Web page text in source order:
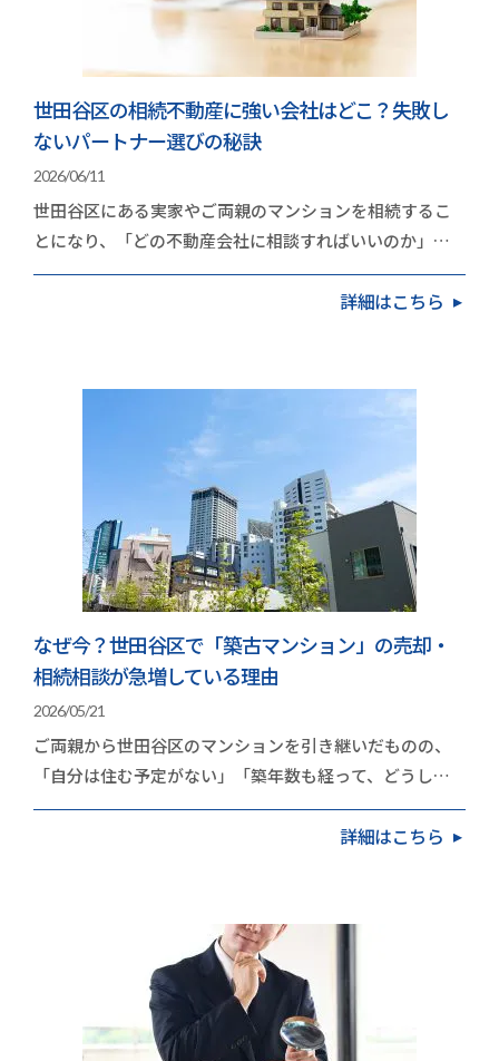
世田谷区の相続不動産に強い会社はどこ？失敗し
ないパートナー選びの秘訣
2026/06/11
世田谷区にある実家やご両親のマンションを相続するこ
とになり、「どの不動産会社に相談すればいいのか」と
立ち止まっていませんか。高く手放したいという思い…
詳細はこちら
なぜ今？世田谷区で「築古マンション」の売却・
相続相談が急増している理由
2026/05/21
ご両親から世田谷区のマンションを引き継いだものの、
「自分は住む予定がない」「築年数も経って、どうした
ものか」と頭を抱えている方が増えています。久和不…
詳細はこちら